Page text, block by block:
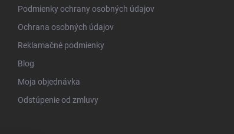
Podmienky ochrany osobných údajov
Ochrana osobných údajov
Reklamačné podmienky
Blog
Moja objednávka
Odstúpenie od zmluvy